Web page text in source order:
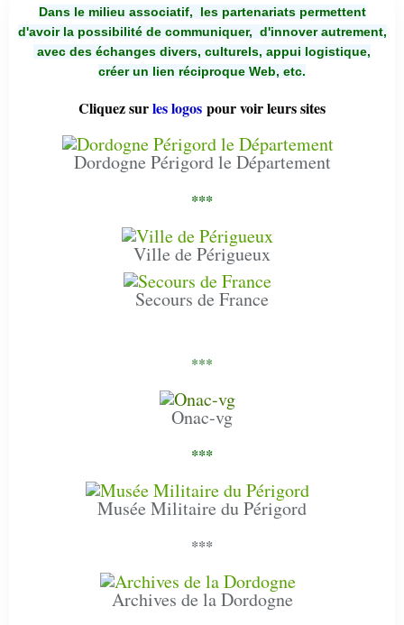
Dans le milieu associatif, les partenariats permettent
d'avoir la possibilité de communiquer, d'innover autrement,
avec des échanges divers, culturels, appui logistique,
créer un lien réciproque Web, etc.
Cliquez surles logos pour voir leurs sites
Dordogne Périgord le Département
***
Ville de Périgueux
Secours de France
***
Onac-vg
***
Musée Militaire du Périgord
***
Archives de la Dordogne